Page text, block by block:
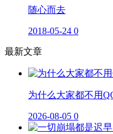
随心而去
2018-05-24 0
最新文章
为什么大家都不用
2026-08-05 0